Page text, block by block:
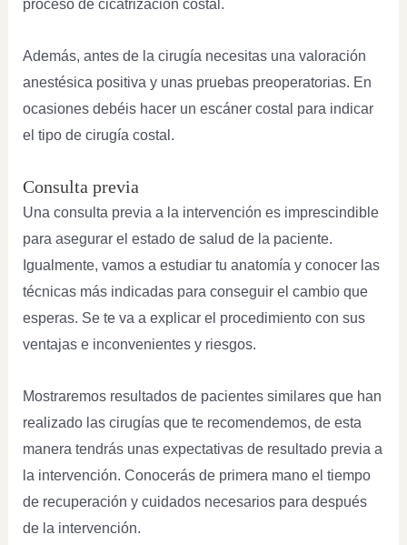
proceso de cicatrización costal.
Además, antes de la cirugía necesitas una valoración
anestésica positiva y unas pruebas preoperatorias. En
ocasiones debéis hacer un escáner costal para indicar
el tipo de cirugía costal.
Consulta previa
Una consulta previa a la intervención es imprescindible
para asegurar el estado de salud de la paciente.
Igualmente, vamos a estudiar tu anatomía y conocer las
técnicas más indicadas para conseguir el cambio que
esperas. Se te va a explicar el procedimiento con sus
ventajas e inconvenientes y riesgos.
Mostraremos resultados de pacientes similares que han
realizado las cirugías que te recomendemos, de esta
manera tendrás unas expectativas de resultado previa a
la intervención. Conocerás de primera mano el tiempo
de recuperación y cuidados necesarios para después
de la intervención.